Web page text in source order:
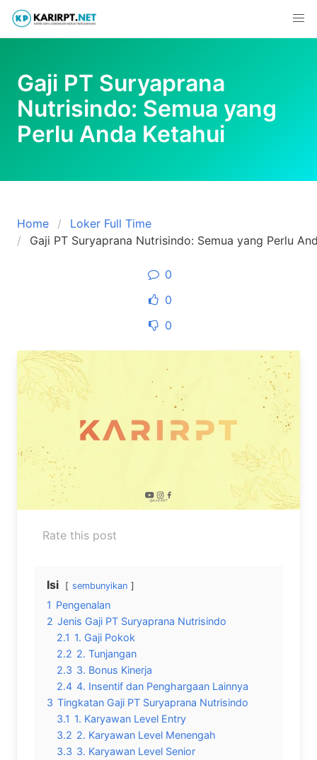
Skip
content
Gaji PT Suryaprana
Nutrisindo: Semua yang
Perlu Anda Ketahui
Home
Loker Full Time
Gaji PT Suryaprana Nutrisindo: Semua yang Perlu
0
0
0
Rate this post
Isi sembunyikan
1 Pengenalan
2 Jenis Gaji PT Suryaprana Nutrisindo
2.1 1. Gaji Pokok
2.2 2. Tunjangan
2.3 3. Bonus Kinerja
2.4 4. Insentif dan Penghargaan Lainnya
3 Tingkatan Gaji PT Suryaprana Nutrisindo
3.1 1. Karyawan Level Entry
3.2 2. Karyawan Level Menengah
3.3 3. Karyawan Level Senior